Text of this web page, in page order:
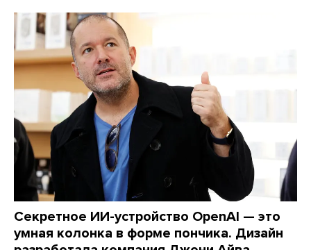
Секретное ИИ-устройство OpenAI — это
умная колонка в форме пончика. Дизайн